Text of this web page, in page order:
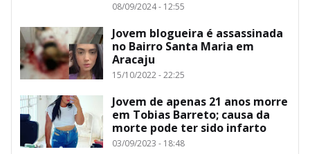
08/09/2024 - 12:55
Jovem blogueira é assassinada
no Bairro Santa Maria em
Aracaju
15/10/2022 - 22:25
Jovem de apenas 21 anos morre
em Tobias Barreto; causa da
morte pode ter sido infarto
03/09/2023 - 18:48